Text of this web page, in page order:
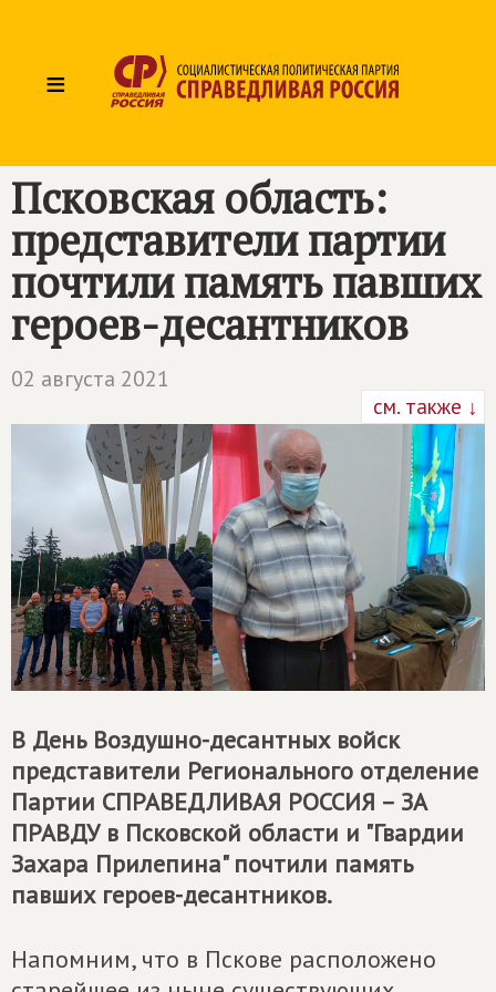
≡
Псковская область:
представители партии
почтили память павших
героев-десантников
02 августа 2021
см. также ↓
В День Воздушно-десантных войск
представители Регионального отделение
Партии СПРАВЕДЛИВАЯ РОССИЯ – ЗА
ПРАВДУв Псковской области и "Гвардии
Захара Прилепина" почтили память
павших героев-десантников.
Напомним, что в Пскове расположено